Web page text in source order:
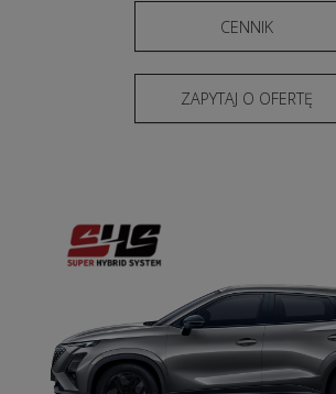
CENNIK
ZAPYTAJ O OFERTĘ